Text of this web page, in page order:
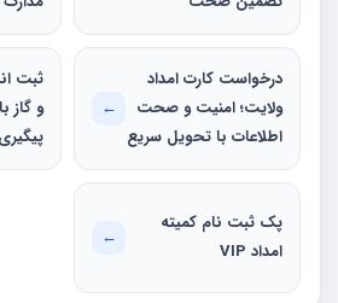
درخواست کارت امداد
ولایت؛ امنیت و صحت
اطلاعات با تحویل سریع
←
ثبت
و گاز
پک ثبت نام کمیته
امداد VIP
←